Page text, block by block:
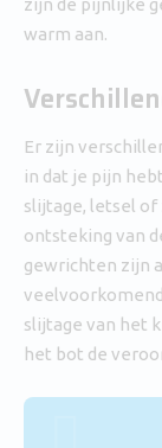
zijn de pijnlijke
warm aan.
Er zijn
in dat je pijn
slijtage, letsel of
ontsteking van
gewrichten zijn
slijtage van het
het bot de